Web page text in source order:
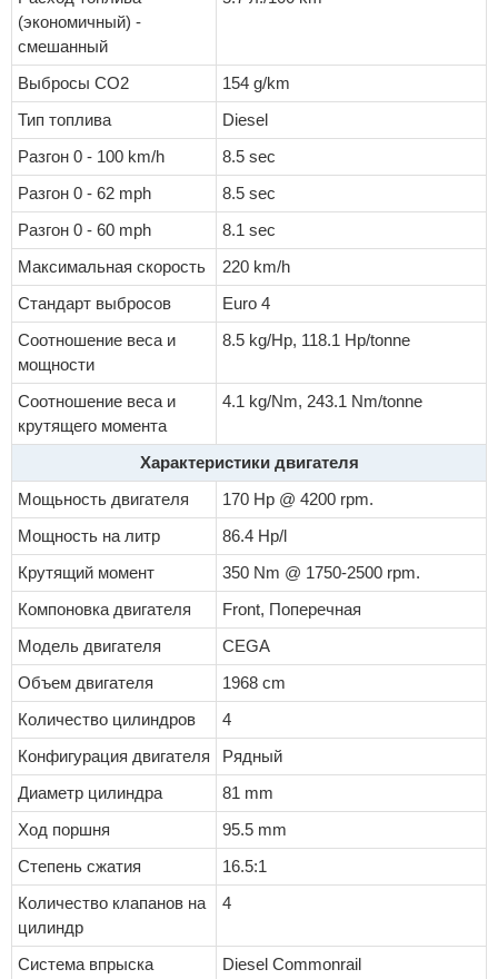
(экономичный) -
смешанный
Выбросы CO2
154 g/km
Тип топлива
Diesel
Разгон 0 - 100 km/h
8.5 sec
Разгон 0 - 62 mph
8.5 sec
Разгон 0 - 60 mph
8.1 sec
Максимальная скорость
220 km/h
Стандарт выбросов
Euro 4
Соотношение веса и
мощности
8.5 kg/Hp, 118.1 Hp/tonne
Соотношение веса и
крутящего момента
4.1 kg/Nm, 243.1 Nm/tonne
Характеристики двигателя
Мощьность двигателя
170 Hp @ 4200 rpm.
Мощность на литр
86.4 Hp/l
Крутящий момент
350 Nm @ 1750-2500 rpm.
Компоновка двигателя
Front, Поперечная
Модель двигателя
CEGA
Объем двигателя
1968 cm
Количество цилиндров
4
Конфигурация двигателя
Рядный
Диаметр цилиндра
81 mm
Ход поршня
95.5 mm
Степень сжатия
16.5:1
Количество клапанов на
цилиндр
4
Система впрыска Diesel Commonrail